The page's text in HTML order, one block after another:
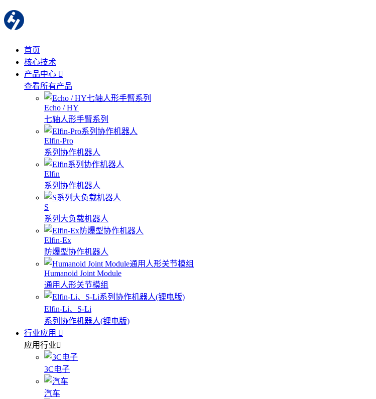
首页
核心技术
产品中心
查看所有产品
Echo / HY
七轴人形手臂系列
Elfin-Pro
系列协作机器人
Elfin
系列协作机器人
S
系列大负载机器人
Elfin-Ex
防爆型协作机器人
Humanoid Joint Module
通用人形关节模组
Elfin-Li、S-Li
系列协作机器人(锂电版)
行业应用
应用行业
3C电子
汽车